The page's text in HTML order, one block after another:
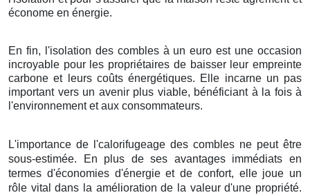
économe en énergie.
En fin, l'isolation des combles à un euro est une occasion
incroyable pour les propriétaires de baisser leur empreinte
carbone et leurs coûts énergétiques. Elle incarne un pas
important vers un avenir plus viable, bénéficiant à la fois à
l'environnement et aux consommateurs.
L'importance de l'calorifugeage des combles ne peut être
sous-estimée. En plus de ses avantages immédiats en
termes d'économies d'énergie et de confort, elle joue un
rôle vital dans la amélioration de la valeur d'une propriété.